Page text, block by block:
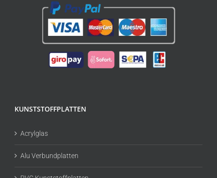
KUNSTSTOFFPLATTEN
Acrylglas
Alu Verbundplatten